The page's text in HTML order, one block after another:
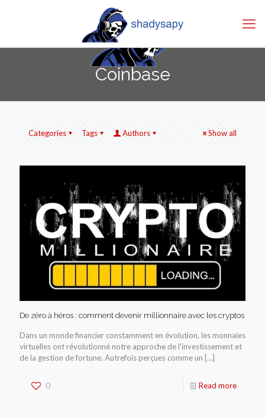
Coinbase
Categories Tags Authors Show all
De zéro à héros : comment devenir millionnaire avec les cryptos
Dans un monde financier constamment en évolution, les monnaies
virtuelles ont révolutionné notre approche de l’investissement et
de la gestion de fortune. Autrefois perçues comme un […]
0 Read more